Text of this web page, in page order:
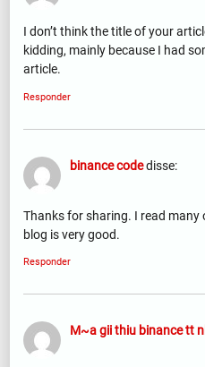
I don’t think the title of your
kidding, mainly because I had
article.
Responder
binance codedisse:
Thanks for sharing. I read
blog is very good.
Responder
M~a gii thiu binance tt